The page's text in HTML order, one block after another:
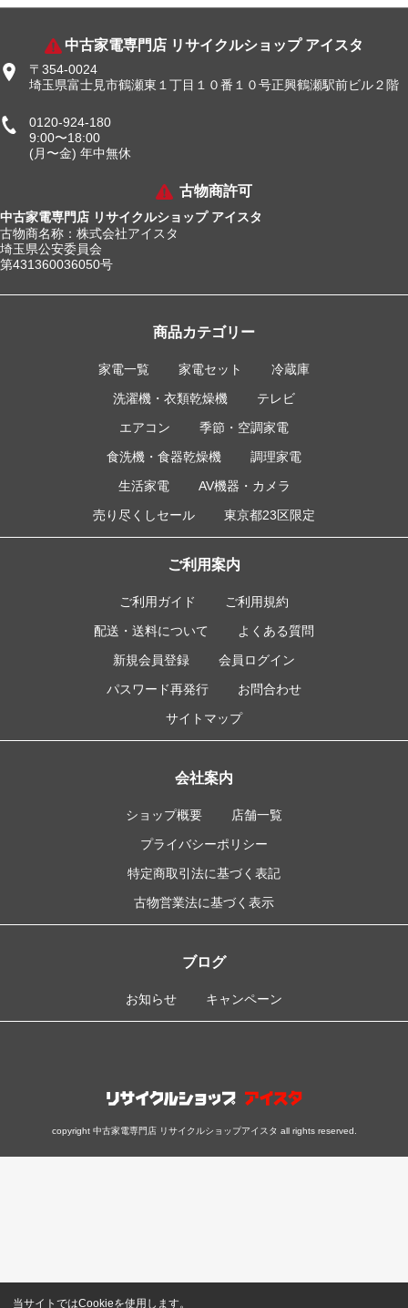
当サイトではCookieを使用します。
中古家電専門店 リサイクルショップ アイスタ
〒354-0024
埼玉県富士見市鶴瀬東１丁目１０番１０号正興鶴瀬駅前ビル２階
0120-924-180
9:00〜18:00
(月〜金) 年中無休
古物商許可
中古家電専門店 リサイクルショップ アイスタ
古物商名称：株式会社アイスタ
埼玉県公安委員会
第431360036050号
商品カテゴリー
家電一覧 家電セット
冷蔵庫
洗濯機・衣類乾燥機
テレビ
エアコン
季節・空調家電
食洗機・食器乾燥機
調理家電
生活家電
AV機器・カメラ
売り尽くしセール
東京都23区限定
ご利用案内
ご利用ガイド
ご利用規約
配送・送料について
よくある質問
新規会員登録
会員ログイン
パスワード再発行
お問合わせ
サイトマップ
会社案内
ショップ概要
店舗一覧
プライバシーポリシー
特定商取引法に基づく表記
古物営業法に基づく表示
ブログ
お知らせ キャンペーン
copyright 中古家電専門店 リサイクルショップアイスタ all rights reserved.